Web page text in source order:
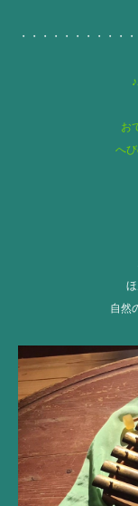
・・・・・・・・・・
お
へ
自然